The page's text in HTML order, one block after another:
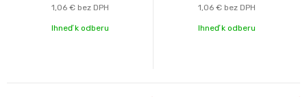
1,06 € bez DPH
Ihneď k odberu
1,06 € bez DPH
Ihneď k odberu